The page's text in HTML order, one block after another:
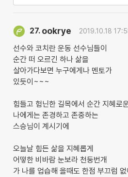
27. ookrye 2019.10.18
선수와 코치란 운동 선수님들이
순간 떠 오르긴 하나 삶을
살아가다보면 누구에게나 멘토가
있듯이~~~
힘들고 험닌한 길목에서 순간 지혜로
나에게는 존경하고 존중하는
스승님이 계시기에
오늘날 힘든 삶을 지혜롭게
어떻한 비바람 눈보라 천둥번개
가 나를 업습해 올때도 한점 부끄럼 없